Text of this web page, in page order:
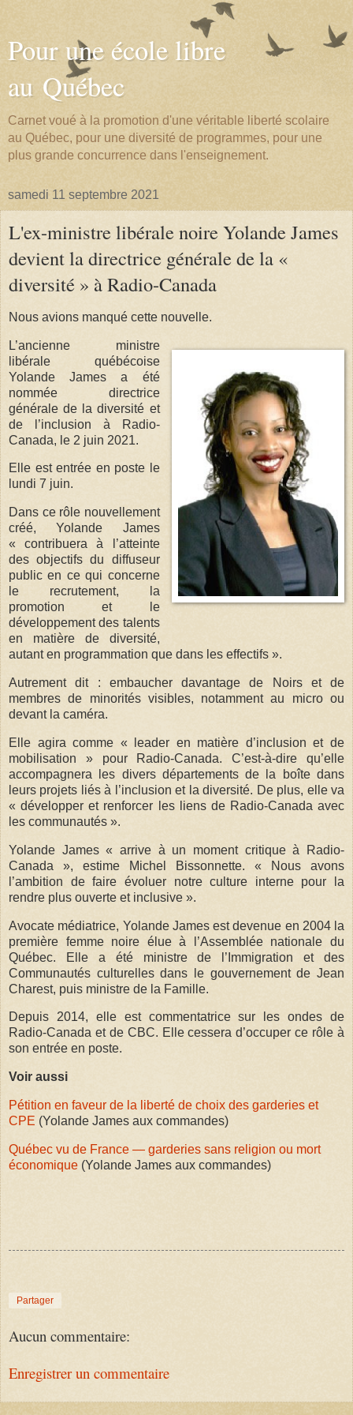
Pour une école libre
au Québec
Carnet voué à la promotion d'une véritable liberté scolaire
au Québec, pour une diversité de programmes, pour une
plus grande concurrence dans l'enseignement.
samedi 11 septembre 2021
L'ex-ministre libérale noire Yolande James
devient la directrice générale de la «
diversité » à Radio-Canada
Nous avions manqué cette nouvelle.
L’ancienne ministre
libérale québécoise
Yolande James a été
nommée directrice
générale de la diversité et
de l’inclusion à Radio-
Canada, le 2 juin 2021.
Elle est entrée en poste le
lundi 7 juin.
Dans ce rôle nouvellement
créé, Yolande James
« contribuera à l’atteinte
des objectifs du diffuseur
public en ce qui concerne
le recrutement, la
promotion et le
développement des talents
en matière de diversité,
autant en programmation que dans les effectifs ».
Autrement dit : embaucher davantage de Noirs et de
membres de minorités visibles, notamment au micro ou
devant la caméra.
Elle agira comme « leader en matière d’inclusion et de
mobilisation » pour Radio-Canada. C’est-à-dire qu’elle
accompagnera les divers départements de la boîte dans
leurs projets liés à l’inclusion et la diversité. De plus, elle va
« développer et renforcer les liens de Radio-Canada avec
les communautés ».
Yolande James « arrive à un moment critique à Radio-
Canada », estime Michel Bissonnette. « Nous avons
l’ambition de faire évoluer notre culture interne pour la
rendre plus ouverte et inclusive ».
Avocate médiatrice, Yolande James est devenue en 2004 la
première femme noire élue à l’Assemblée nationale du
Québec. Elle a été ministre de l’Immigration et des
Communautés culturelles dans le gouvernement de Jean
Charest, puis ministre de la Famille.
Depuis 2014, elle est commentatrice sur les ondes de
Radio-Canada et de CBC. Elle cessera d’occuper ce rôle à
son entrée en poste.
Voir aussi
Pétition en faveur de la liberté de choix des garderies et
CPE (Yolande James aux commandes)
Québec vu de France — garderies sans religion ou mort
économique (Yolande James aux commandes)
Partager
Aucun commentaire:
Enregistrer un commentaire